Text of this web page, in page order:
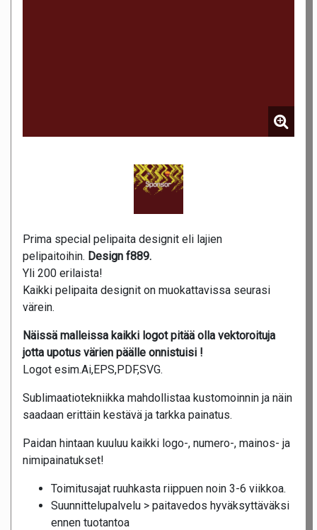
Prima special pelipaita designit eli lajien
pelipaitoihin. Design f889.
Yli 200 erilaista!
Kaikki pelipaita designit on muokattavissa seurasi
värein.
Näissä malleissa kaikki logot pitää olla vektoroituja
jotta upotus värien päälle onnistuisi !
Logot esim.Ai,EPS,PDF,SVG.
Sublimaatiotekniikka mahdollistaa kustomoinnin ja näin
saadaan erittäin kestävä ja tarkka painatus.
Paidan hintaan kuuluu kaikki logo-, numero-, mainos- ja
nimipainatukset!
Toimitusajat ruuhkasta riippuen noin 3-6 viikkoa.
Suunnittelupalvelu > paitavedos hyväksyttäväksi
ennen tuotantoa